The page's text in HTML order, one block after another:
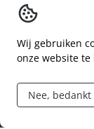
Wij gebruiken
onze website te
Nee, bedankt